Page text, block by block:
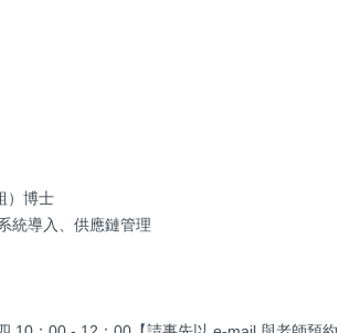
）博士
統導入、供應鏈管理